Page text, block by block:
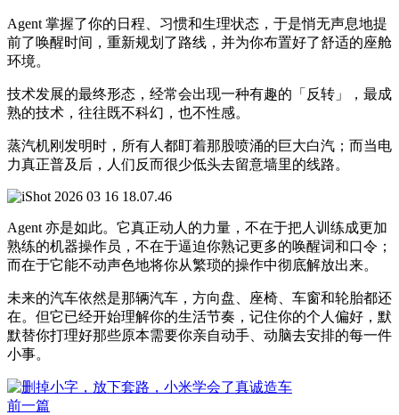
Agent 掌握了你的日程、习惯和生理状态，于是悄无声息地提
前了唤醒时间，重新规划了路线，并为你布置好了舒适的座舱
环境。
技术发展的最终形态，经常会出现一种有趣的「反转」，最成
熟的技术，往往既不科幻，也不性感。
蒸汽机刚发明时，所有人都盯着那股喷涌的巨大白汽；而当电
力真正普及后，人们反而很少低头去留意墙里的线路。
Agent 亦是如此。它真正动人的力量，不在于把人训练成更加
熟练的机器操作员，不在于逼迫你熟记更多的唤醒词和口令；
而在于它能不动声色地将你从繁琐的操作中彻底解放出来。
未来的汽车依然是那辆汽车，方向盘、座椅、车窗和轮胎都还
在。但它已经开始理解你的生活节奏，记住你的个人偏好，默
默替你打理好那些原本需要你亲自动手、动脑去安排的每一件
小事。
前一篇